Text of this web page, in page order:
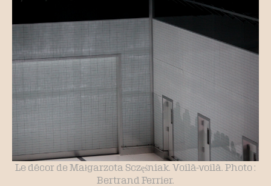
Le décor de Małgarzota Sczęśniak. Voilà-voilà. Photo :
Bertrand Ferrier.